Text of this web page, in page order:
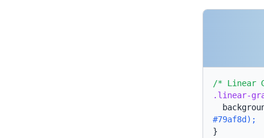
/* Linear
.linear-
#79af8d);
}